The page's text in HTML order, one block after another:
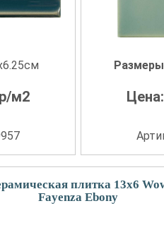
р/м2 Цена:
плитка 13x6
Fayenza Ebony